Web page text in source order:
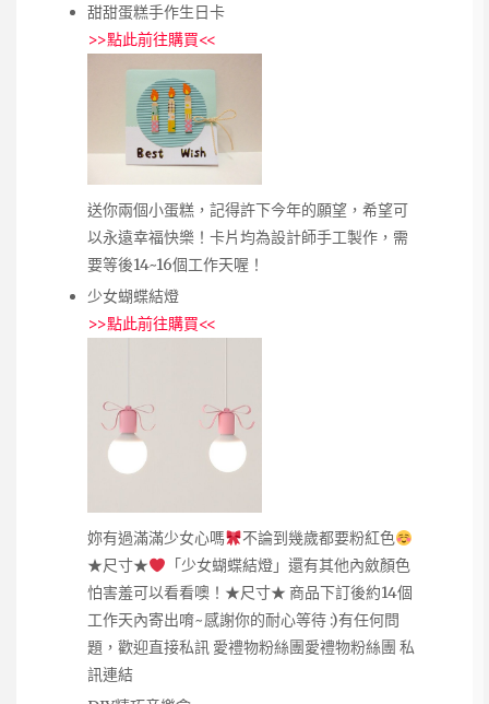
甜甜蛋糕手作生日卡
>>點此前往購買<<
送你兩個小蛋糕，記得許下今年的願望，希望可
以永遠幸福快樂！卡片均為設計師手工製作，需
要等後14~16個工作天喔！
少女蝴蝶結燈
>>點此前往購買<<
妳有過滿滿少女心嗎
不論到幾歲都要粉紅色
★尺寸★
「少女蝴蝶結燈」還有其他內斂顏色
怕害羞可以看看噢！★尺寸★ 商品下訂後約14個
工作天內寄出唷~感謝你的耐心等待 :)有任何問
題，歡迎直接私訊 愛禮物粉絲團愛禮物粉絲團 私
訊連結